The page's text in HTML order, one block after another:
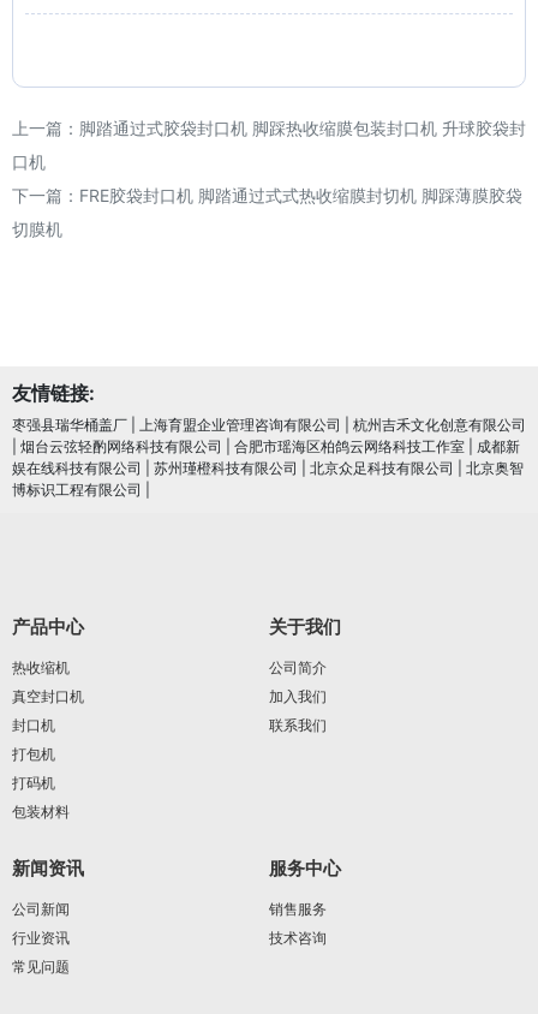
上一篇： 脚踏通过式胶袋封口机 脚踩热收缩膜包装封口机 升球胶袋封
口机
下一篇： FRE胶袋封口机 脚踏通过式式热收缩膜封切机 脚踩薄膜胶袋
切膜机
友情链接:
枣强县瑞华桶盖厂 上海育盟企业管理咨询有限公司
杭州吉禾文化创意有限公司
烟台云弦轻酌网络科技有限公司 合肥市瑶海区柏鸽云网络科技工作室
成都新
娱在线科技有限公司
苏州瑾橙科技有限公司 北京众足科技有限公司
北京奥智
博标识工程有限公司
产品中心
热收缩机
真空封口机
封口机
打包机
打码机
包装材料
关于我们
公司简介
加入我们
联系我们
新闻资讯
公司新闻
行业资讯
常见问题
服务中心
销售服务
技术咨询